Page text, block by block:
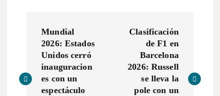
v
Mundial
2026: Estados
Unidos cerró
inauguracion
es con un
espectáculo
Clasificación
de F1 en
Barcelona
2026: Russell
se lleva la
pole con un